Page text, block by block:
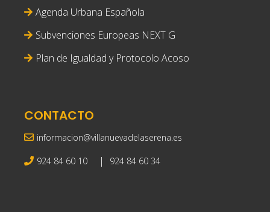
Agenda Urbana Española
Subvenciones Europeas NEXT G
Plan de Igualdad y Protocolo Acoso
CONTACTO
informacion@villanuevadelaserena.es
924 84 60 10 | 924 84 60 34